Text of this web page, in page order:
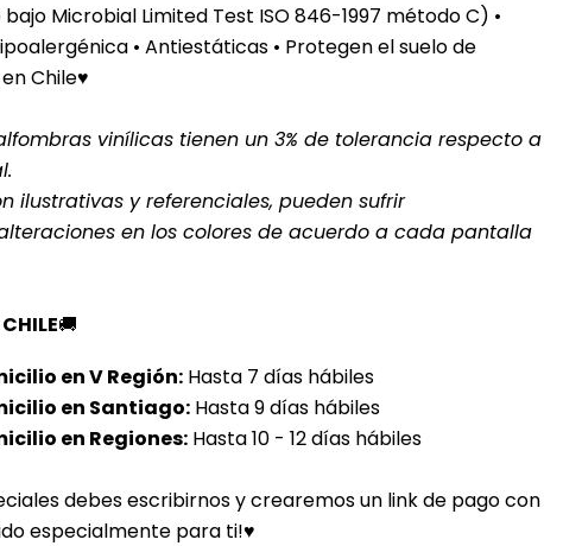
Microbial Limited Test ISO 846-1997 método C) •
• Antiestáticas • Protegen el suelo de
Chile♥
vinílicas tienen un 3% de tolerancia respecto a
ilustrativas y referenciales, pueden sufrir
en los colores de acuerdo a cada pantalla
🚚
en V Región: Hasta 7 días hábiles
en Santiago: Hasta 9 días hábiles
en Regiones: Hasta 10 - 12 días hábiles
debes escribirnos y crearemos un link de pago con
especialmente para ti!♥